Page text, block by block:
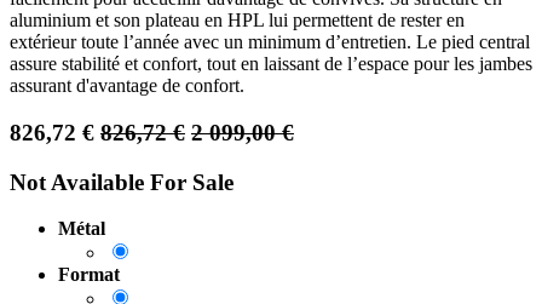
aluminium et son plateau en HPL lui permettent de rester en
extérieur toute l’année avec un minimum d’entretien. Le pied central
assure stabilité et confort, tout en laissant de l’espace pour les jambes
assurant d'avantage de confort.
826,72 € 826,72€ 2 099,00€
Not Available For Sale
Métal
Format